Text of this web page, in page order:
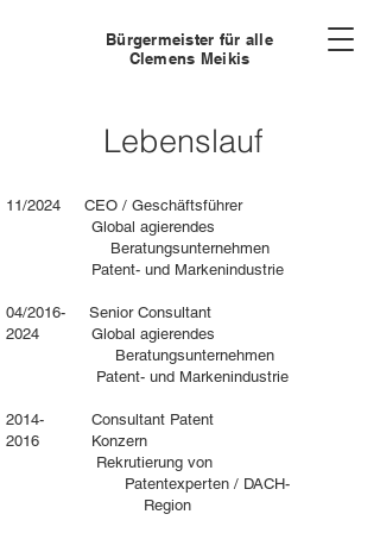
Bürgermeister für alle
Clemens Meikis
Lebenslauf
11/2024 CEO / Geschäftsführer
Global agierendes
Beratungsunternehmen
Patent- und Markenindustrie
04/2016- Senior Consultant
2024 Global agierendes
Beratungsunternehmen
Patent- und Markenindustrie
2014- Consultant Patent
2016 Konzern
Rekrutierung von
Patentexperten / DACH-
Region